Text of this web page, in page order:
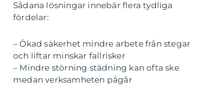
Sådana lösningar innebär flera tydliga
fördelar:
– Ökad säkerhet mindre arbete från stegar
och liftar minskar fallrisker
– Mindre störning städning kan ofta ske
medan verksamheten pågår